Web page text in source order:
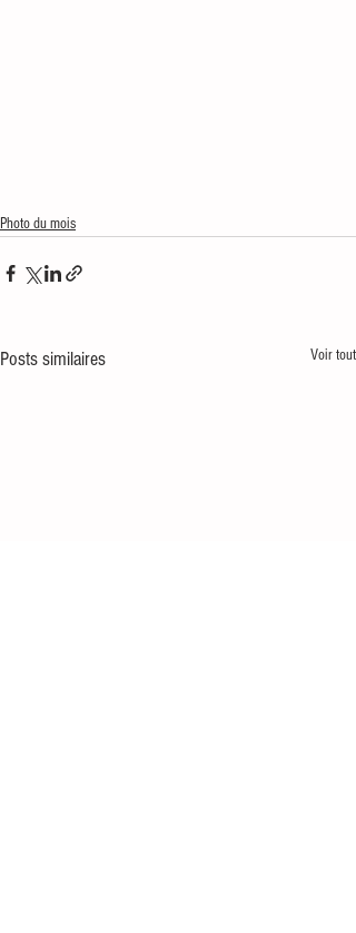
Photo du mois
Posts similaires Voir tout